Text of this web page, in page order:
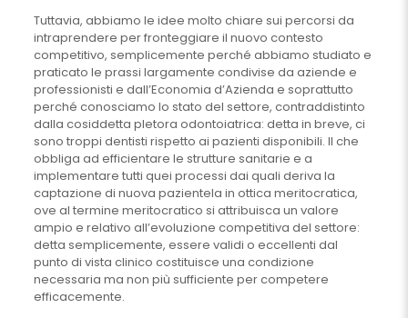
Tuttavia, abbiamo le idee molto chiare sui percorsi da
intraprendere per fronteggiare il nuovo contesto
competitivo, semplicemente perché abbiamo studiato e
praticato le prassi largamente condivise da aziende e
professionisti e dall’Economia d’Azienda e soprattutto
perché conosciamo lo stato del settore, contraddistinto
dalla cosiddetta pletora odontoiatrica: detta in breve, ci
sono troppi dentisti rispetto ai pazienti disponibili. Il che
obbliga ad efficientare le strutture sanitarie e a
implementare tutti quei processi dai quali deriva la
captazione di nuova pazientela in ottica meritocratica,
ove al termine meritocratico si attribuisca un valore
ampio e relativo all’evoluzione competitiva del settore:
detta semplicemente, essere validi o eccellenti dal
punto di vista clinico costituisce una condizione
necessaria ma non più sufficiente per competere
efficacemente.